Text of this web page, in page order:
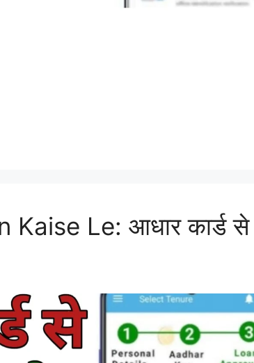
Le: आधार कार्ड से